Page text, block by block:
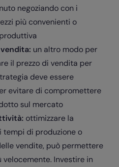
negoziando con i
più convenienti o
un altro modo per
il prezzo di vendita per
deve essere
evitare di compromettere
sul mercato
ottimizzare la
di produzione o
vendite, può permettere
velocemente. Investire in